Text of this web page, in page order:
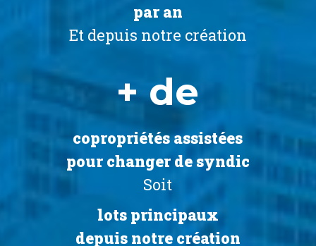
par an
Et depuis notre création
+ de
copropriétés assistées
pour changer de syndic
Soit
lots principaux
depuis notre création